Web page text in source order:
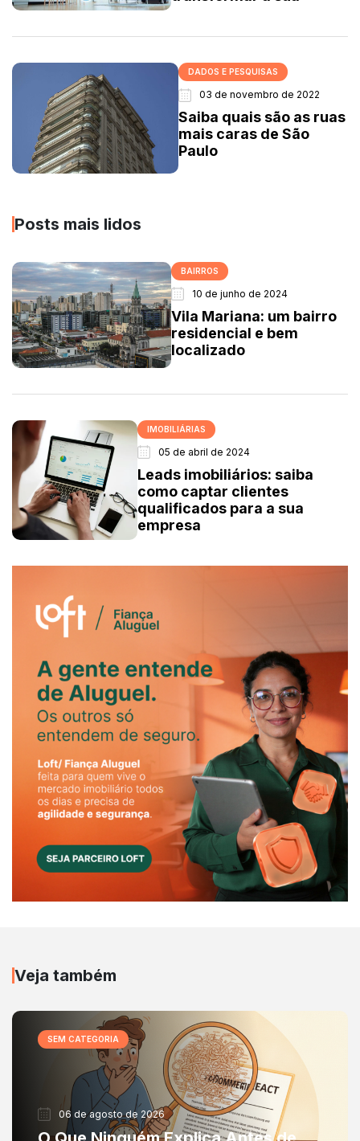
DADOS E PESQUISAS
03 de novembro de 2022
Saiba quais são as ruas
mais caras de São
Paulo
Posts mais lidos
BAIRROS
10 de junho de 2024
Vila Mariana: um bairro
residencial e bem
localizado
IMOBILIÁRIAS
05 de abril de 2024
Leads imobiliários: saiba
como captar clientes
qualificados para a sua
empresa
Veja também
SEM CATEGORIA
06 de agosto de 2026